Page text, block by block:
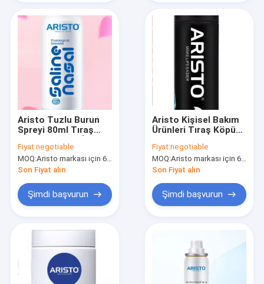
Aristo Tuzlu Burun
Spreyi 80ml Tıraş
bağımlılık yapmayan
OEM
Fiyat:negotiable
MOQ:Aristo markası için 6000 adet, müşteri markası için 15000 adet
Son Fiyat alın
Şimdi başvurun
Aristo Kişisel Bakım
Ürünleri Tıraş Köpüğü
boya içermez
Fiyat:negotiable
MOQ:Aristo markası için 6000 adet, müşteri markası için 15000 adet
Son Fiyat alın
Şimdi başvurun